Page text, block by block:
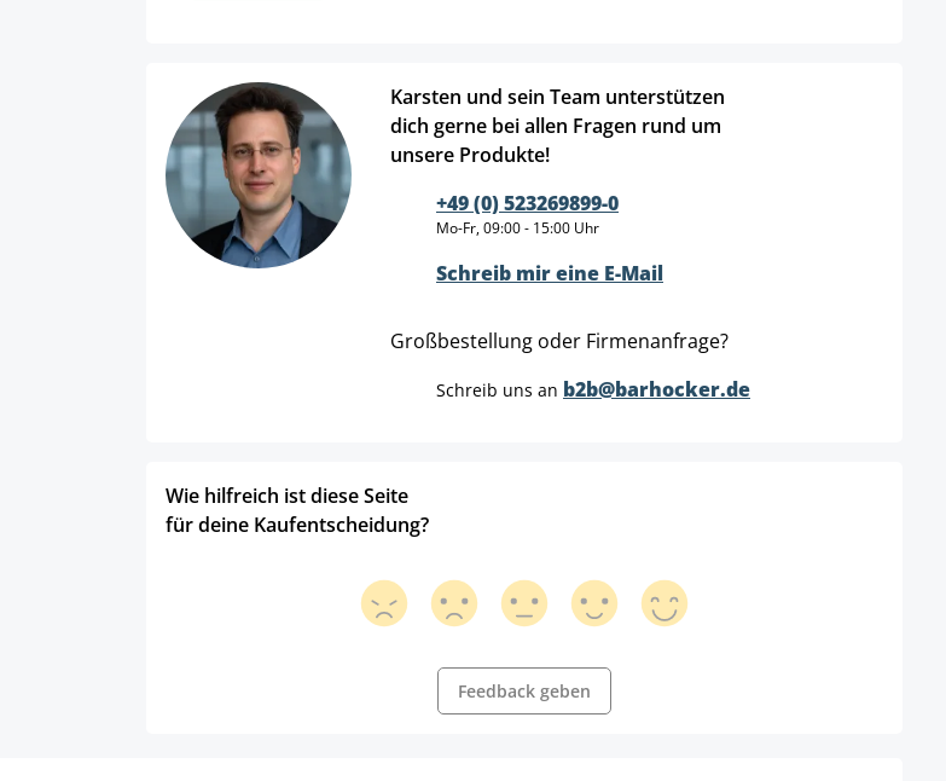
Karsten und sein Team unterstützen
dich gerne bei allen Fragen rund um
unsere Produkte!
+49 (0) 523269899-0
Mo-Fr, 09:00 - 15:00 Uhr
Schreib mir eine E-Mail
Großbestellung oder Firmenanfrage?
Schreib uns an b2b@barhocker.de
Wie hilfreich ist diese Seite
für deine Kaufentscheidung?
Feedback geben